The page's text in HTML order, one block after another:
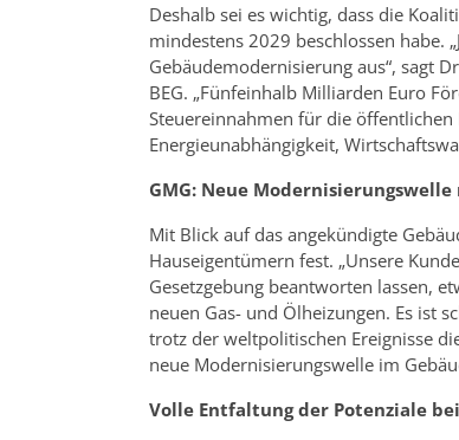
Deshalb sei es wichtig, dass die
mindestens 2029 beschlossen habe.
Gebäudemodernisierung aus“, sagt
BEG. „Fünfeinhalb Milliarden Euro
Steuereinnahmen für die öffentlichen
Energieunabhängigkeit,
GMG: Neue
Mit Blick auf das angekündigte
Hauseigentümern fest. „Unsere
Gesetzgebung beantworten lassen,
neuen Gas- und Ölheizungen. Es ist
trotz der weltpolitischen Ereignisse
neue Modernisierungswelle im
Volle Entfaltung der Potenziale